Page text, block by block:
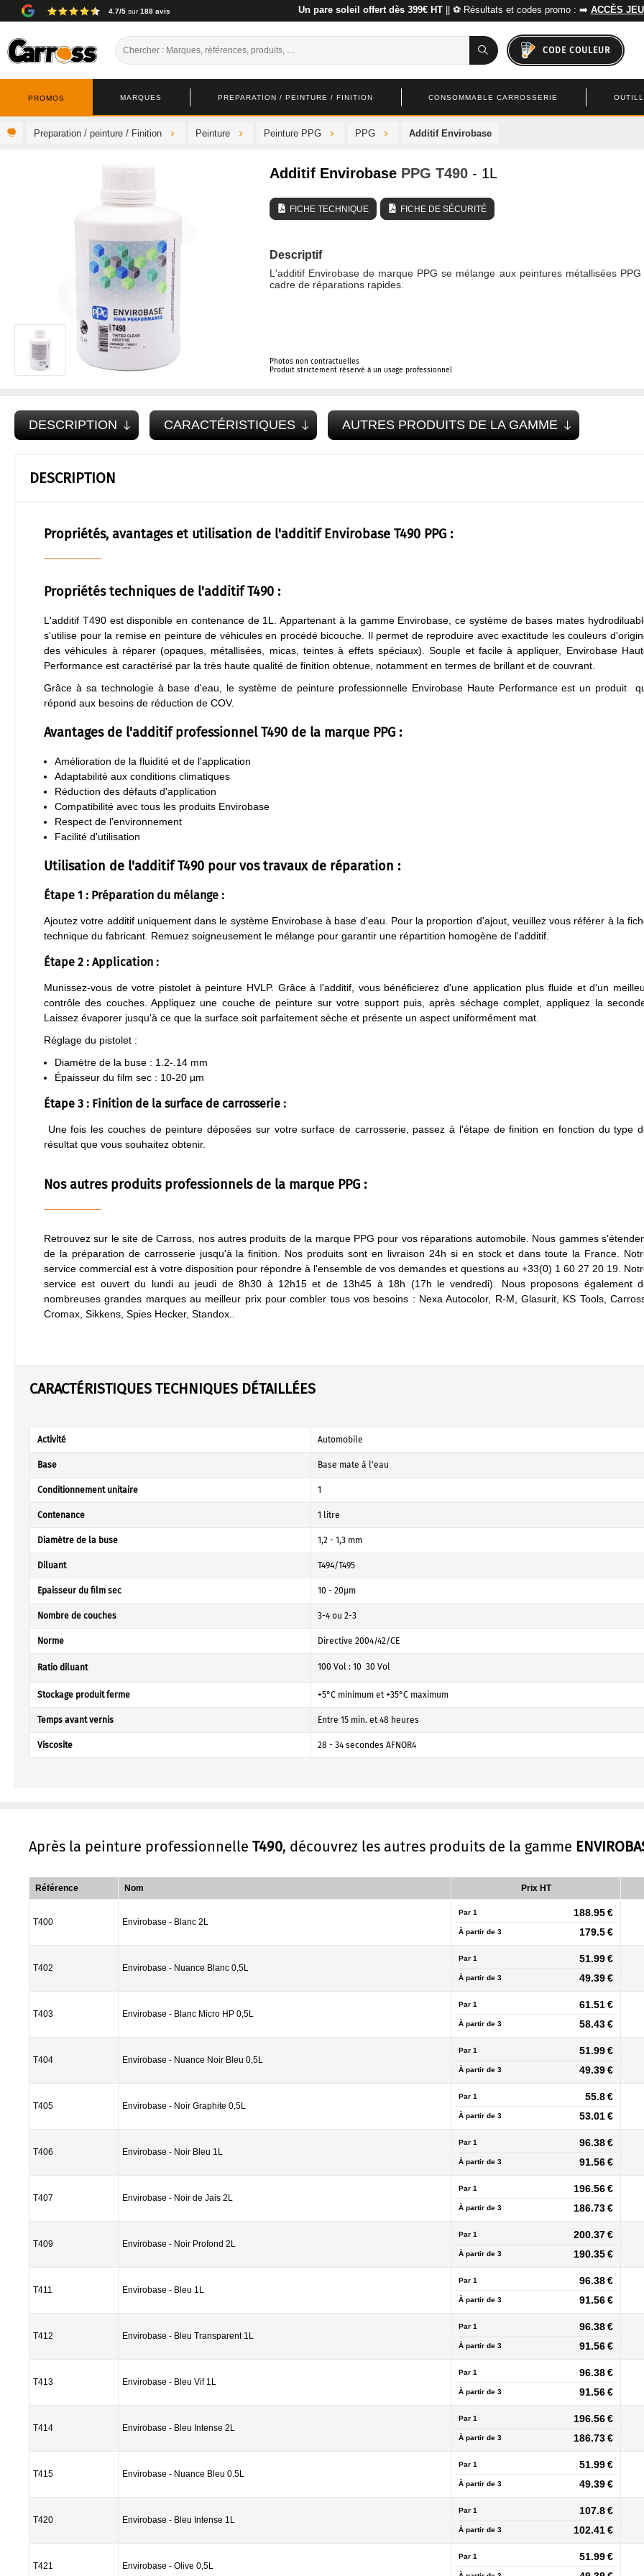
4.7/5 sur188 avis Un pare soleil offert dès 399€ HT|| ⚽ Résultats et codes promo : ➡️ ACCÈS
CODE COULEUR
PREPARATION / PEINTURE / FINITION CONSOMMABLE CARROSSERIE
MARQUES
PROMOS
Preparation / peinture / Finition Peinture Peinture PPG PPG Additif Envirobase
Additif Envirobase PPG T490 - 1L
FICHE TECHNIQUE FICHE DE SÉCURITÉ
Descriptif
L'additif Envirobase de marque PPG se mélange aux peintures métallisées
cadre de réparations rapides.
Photos non contractuelles
Produit strictement réservé à un usage professionnel
DESCRIPTION CARACTÉRISTIQUES AUTRES PRODUITS DE LA GAMME
DESCRIPTION
Propriétés, avantages et utilisation de l'additif Envirobase T490 PPG :
Propriétés techniques de l'additif T490 :
L'additif T490 est disponible en contenance de 1L. Appartenant à la gamme Envirobase, ce système de bases mates
s'utilise pour la remise en peinture de véhicules en procédé bicouche. Il permet de reproduire avec exactitude les couleurs
des véhicules à réparer (opaques, métallisées, micas, teintes à effets spéciaux). Souple et facile à appliquer, Envirobase
Performance est caractérisé par la très haute qualité de finition obtenue, notamment en termes de brillant et de couvrant.
Grâce à sa technologie à base d'eau, le système de peinture professionnelle Envirobase Haute Performance est un produit
répond aux besoins de réduction de COV.
Avantages de l'additif professionnel T490 de la marque PPG :
Amélioration de la fluidité et de l'application
Adaptabilité aux conditions climatiques
Réduction des défauts d'application
Compatibilité avec tous les produits Envirobase
Respect de l'environnement
Facilité d'utilisation
Utilisation de l'additif T490 pour vos travaux de réparation :
Étape 1 : Préparation du mélange :
Ajoutez votre additif uniquement dans le système Envirobase à base d'eau. Pour la proportion d'ajout, veuillez vous référer à la
technique du fabricant. Remuez soigneusement le mélange pour garantir une répartition homogène de l'additif.
Étape 2 : Application :
Munissez-vous de votre pistolet à peinture HVLP. Grâce à l'additif, vous bénéficierez d'une application plus fluide et d'un
contrôle des couches. Appliquez une couche de peinture sur votre support puis, après séchage complet, appliquez la
Laissez évaporer jusqu'à ce que la surface soit parfaitement sèche et présente un aspect uniformément mat.
Réglage du pistolet :
Diamètre de la buse : 1.2-.14 mm
Épaisseur du film sec : 10-20 µm
Étape 3 : Finition de la surface de carrosserie :
Une fois les couches de peinture déposées sur votre surface de carrosserie, passez à l'étape de finition en fonction du type
résultat que vous souhaitez obtenir.
Nos autres produits professionnels de la marque PPG :
Retrouvez sur le site de Carross, nos autres produits de la marque PPG pour vos réparations automobile. Nous gammes
de la préparation de carrosserie jusqu'à la finition. Nos produits sont en livraison 24h si en stock et dans toute la France.
service commercial est à votre disposition pour répondre à l'ensemble de vos demandes et questions au +33(0) 1 60 27 20 19.
service est ouvert du lundi au jeudi de 8h30 à 12h15 et de 13h45 à 18h (17h le vendredi). Nous proposons également
nombreuses grandes marques au meilleur prix pour combler tous vos besoins : Nexa Autocolor, R-M, Glasurit, KS Tools,
Cromax, Sikkens, Spies Hecker, Standox..
CARACTÉRISTIQUES TECHNIQUES DÉTAILLÉES
Activité Automobile
Base Base mate à l'eau
Conditionnement unitaire 1
Contenance 1 litre
Diamètre de la buse 1,2 - 1,3 mm
Diluant T494/T495
Epaisseur du film sec 10 - 20µm
Nombre de couches 3-4 ou 2-3
Norme Directive 2004/42/CE
Ratio diluant 100 Vol : 10  30 Vol
Stockage produit ferme +5°C minimum et +35°C maximum
Temps avant vernis Entre 15 min. et 48 heures
Viscosite 28 - 34 secondes AFNOR4
Après la peinture professionnelle T490, découvrez les autres produits de la gamme
Référence Nom Prix HT
T400 Envirobase - Blanc 2L
Par 1 188.95 €
À partir de 3 179.5 €
T402 Envirobase - Nuance Blanc 0,5L
Par 1 51.99 €
À partir de 3 49.39 €
T403 Envirobase - Blanc Micro HP 0,5L
Par 1 61.51 €
À partir de 3 58.43 €
T404 Envirobase - Nuance Noir Bleu 0,5L
Par 1 51.99 €
À partir de 3 49.39 €
T405 Envirobase - Noir Graphite 0,5L
Par 1 55.8 €
À partir de 3 53.01 €
T406 Envirobase - Noir Bleu 1L
Par 1 96.38 €
À partir de 3 91.56 €
T407 Envirobase - Noir de Jais 2L
Par 1 196.56 €
À partir de 3 186.73 €
T409 Envirobase - Noir Profond 2L
Par 1 200.37 €
À partir de 3 190.35 €
T411 Envirobase - Bleu 1L
Par 1 96.38 €
À partir de 3 91.56 €
T412 Envirobase - Bleu Transparent 1L
Par 1 96.38 €
À partir de 3 91.56 €
T413 Envirobase - Bleu Vif 1L
Par 1 96.38 €
À partir de 3 91.56 €
T414 Envirobase - Bleu Intense 2L
Par 1 196.56 €
À partir de 3 186.73 €
T415 Envirobase - Nuance Bleu 0.5L
Par 1 51.99 €
À partir de 3 49.39 €
T420 Envirobase - Bleu Intense 1L
Par 1 107.8 €
À partir de 3 102.41 €
T421 Envirobase - Olive 0,5L
Par 1 51.99 €